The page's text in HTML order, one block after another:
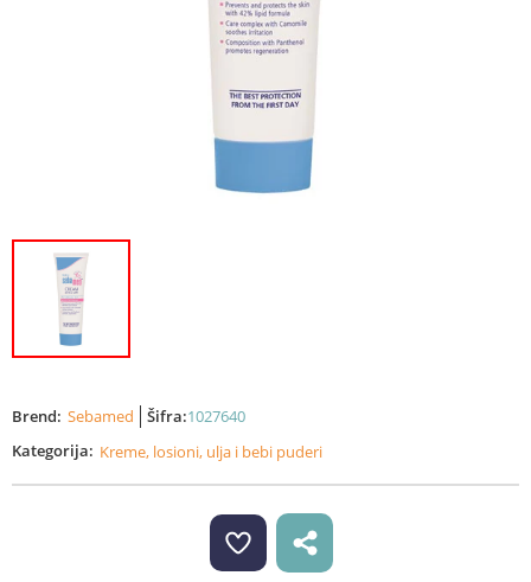
Brend: Sebamed Šifra:1027640
Kategorija: Kreme, losioni, ulja i bebi puderi